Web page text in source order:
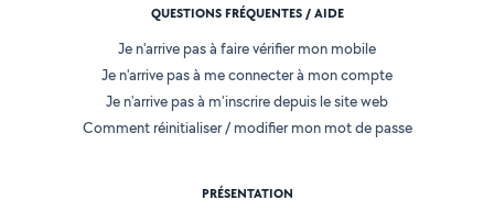
QUESTIONS FRÉQUENTES / AIDE
Je n'arrive pas à faire vérifier mon mobile
Je n'arrive pas à me connecter à mon compte
Je n'arrive pas à m'inscrire depuis le site web
Comment réinitialiser / modifier mon mot de passe
PRÉSENTATION